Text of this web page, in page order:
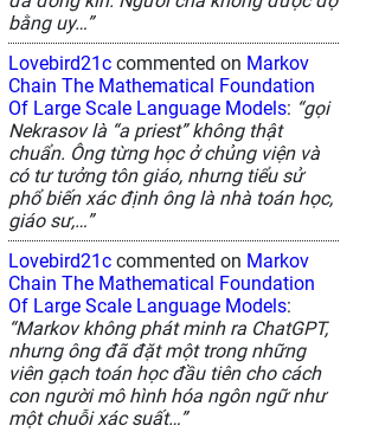
bằng uy…”
Lovebird21c commented on Markov
Chain The Mathematical Foundation
Of Large Scale Language Models: “gọi
Nekrasov là “a priest” không thật
chuẩn. Ông từng học ở chủng viện và
có tư tưởng tôn giáo, nhưng tiểu sử
phổ biến xác định ông là nhà toán học,
giáo sư,…”
Lovebird21c commented on Markov
Chain The Mathematical Foundation
Of Large Scale Language Models:
“Markov không phát minh ra ChatGPT,
nhưng ông đã đặt một trong những
viên gạch toán học đầu tiên cho cách
con người mô hình hóa ngôn ngữ như
một chuỗi xác suất…”